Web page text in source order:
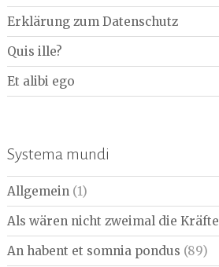
Erklärung zum Datenschutz
Quis ille?
Et alibi ego
Systema mundi
Allgemein (1)
Als wären nicht zweimal die Kräfte
An habent et somnia pondus (89)